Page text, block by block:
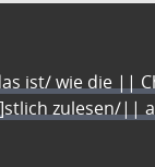
ist/ wie die ||
zulesen/||